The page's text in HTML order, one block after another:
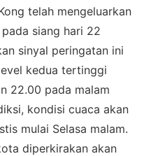
telah mengeluarkan
siang hari 22
sinyal peringatan ini
kedua tertinggi
22.00 pada malam
kondisi cuaca akan
mulai Selasa malam.
diperkirakan akan